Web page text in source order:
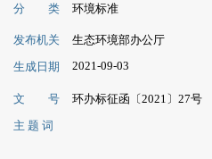
分 类 环境标准
发布机关
生态环境部办公厅
生成日期
2021-09-03
文 号
环办标征函〔2021〕27号
主 题 词